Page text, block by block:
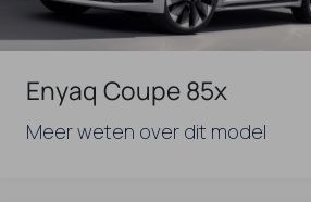
Enyaq Coupe 85x
Meer weten over dit model